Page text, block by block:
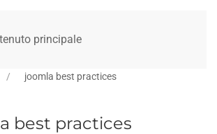
principale
joomla best practices
best practices